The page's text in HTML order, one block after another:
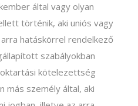
által vagy olyan
történik, aki uniós vagy
hatáskörrel rendelkező
szabályokban
kötelezettség
más személy által, aki